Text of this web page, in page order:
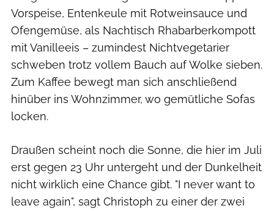
Vorspeise, Entenkeule mit Rotweinsauce und
Ofengemüse, als Nachtisch Rhabarberkompott
mit Vanilleeis – zumindest Nichtvegetarier
schweben trotz vollem Bauch auf Wolke sieben.
Zum Kaffee bewegt man sich anschließend
hinüber ins Wohnzimmer, wo gemütliche Sofas
locken.
Draußen scheint noch die Sonne, die hier im Juli
erst gegen 23 Uhr untergeht und der Dunkelheit
nicht wirklich eine Chance gibt. "I never want to
leave again", sagt Christoph zu einer der zwei